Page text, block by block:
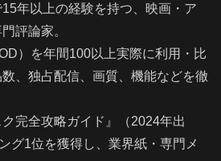
年以上の経験を持つ、映画・ア
評論家。
）を年間100以上実際に利用・比
、独占配信、画質、機能などを徹
完全攻略ガイド』（2024年出
グ1位を獲得し、業界紙・専門メ